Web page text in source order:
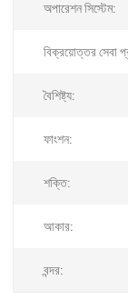
অপারেশন সিস্টেম:
বিক্রয়োত্তর সেবা
বৈশিষ্ট্য:
ফাংশন:
শক্তি:
আকার:
বন্দর: